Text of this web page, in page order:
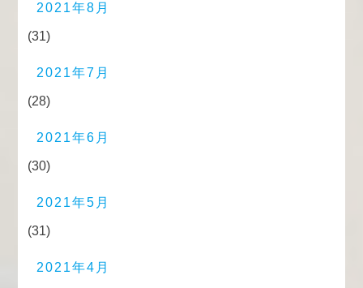
2021年8月
(31)
2021年7月
(28)
2021年6月
(30)
2021年5月
(31)
2021年4月